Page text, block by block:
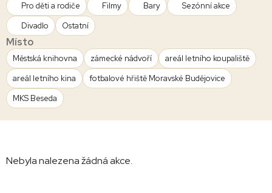
Pro děti a rodiče
Filmy Bary
Sezónní akce
Divadlo
Ostatní
Místo
Městská knihovna zámecké nádvoří
areál letního koupaliště
areál letního kina
fotbalové hřiště Moravské Budějovice
MKS Beseda
Nebyla nalezena žádná akce.